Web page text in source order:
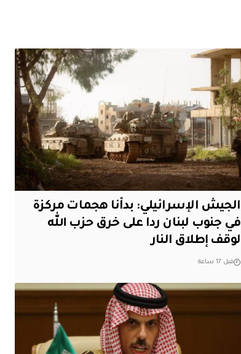
الجيش الإسرائيلي: بدأنا هجمات مركزة
في جنوب لبنان ردا على خرق حزب الله
لوقف إطلاق النار
قبل 17 ساعة